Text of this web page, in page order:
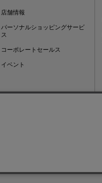
店舗情報
パーソナルショッピングサービ
ス
コーポレートセールス
イベント